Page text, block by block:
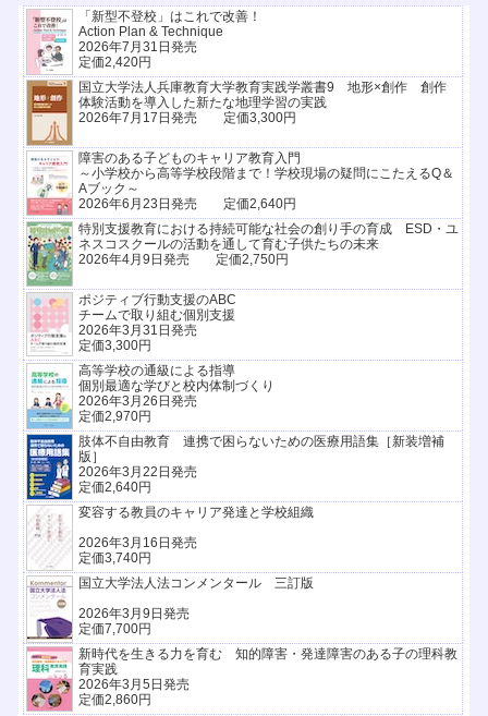
「新型不登校」はこれで改善！
Action Plan & Technique
2026年7月31日発売
定価2,420円
国立大学法人兵庫教育大学教育実践学叢書9 地形×創作 創作
体験活動を導入した新たな地理学習の実践
2026年7月17日発売 定価3,300円
障害のある子どものキャリア教育入門
～小学校から高等学校段階まで！学校現場の疑問にこたえるQ＆
Aブック～
2026年6月23日発売 定価2,640円
特別支援教育における持続可能な社会の創り手の育成 ESD・ユ
ネスコスクールの活動を通して育む子供たちの未来
2026年4月9日発売 定価2,750円
ポジティブ行動支援のABC
チームで取り組む個別支援
2026年3月31日発売
定価3,300円
高等学校の通級による指導
個別最適な学びと校内体制づくり
2026年3月26日発売
定価2,970円
肢体不自由教育 連携で困らないための医療用語集［新装増補
版］
2026年3月22日発売
定価2,640円
変容する教員のキャリア発達と学校組織
2026年3月16日発売
定価3,740円
国立大学法人法コンメンタール 三訂版
2026年3月9日発売
定価7,700円
新時代を生きる力を育む 知的障害・発達障害のある子の理科教
育実践
2026年3月5日発売
定価2,860円